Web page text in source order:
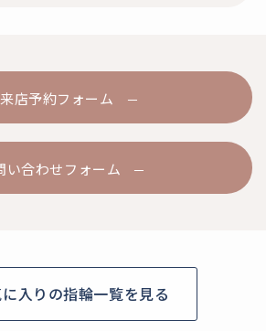
店予約フォーム
い合わせフォーム
入りの指輪一覧を見る